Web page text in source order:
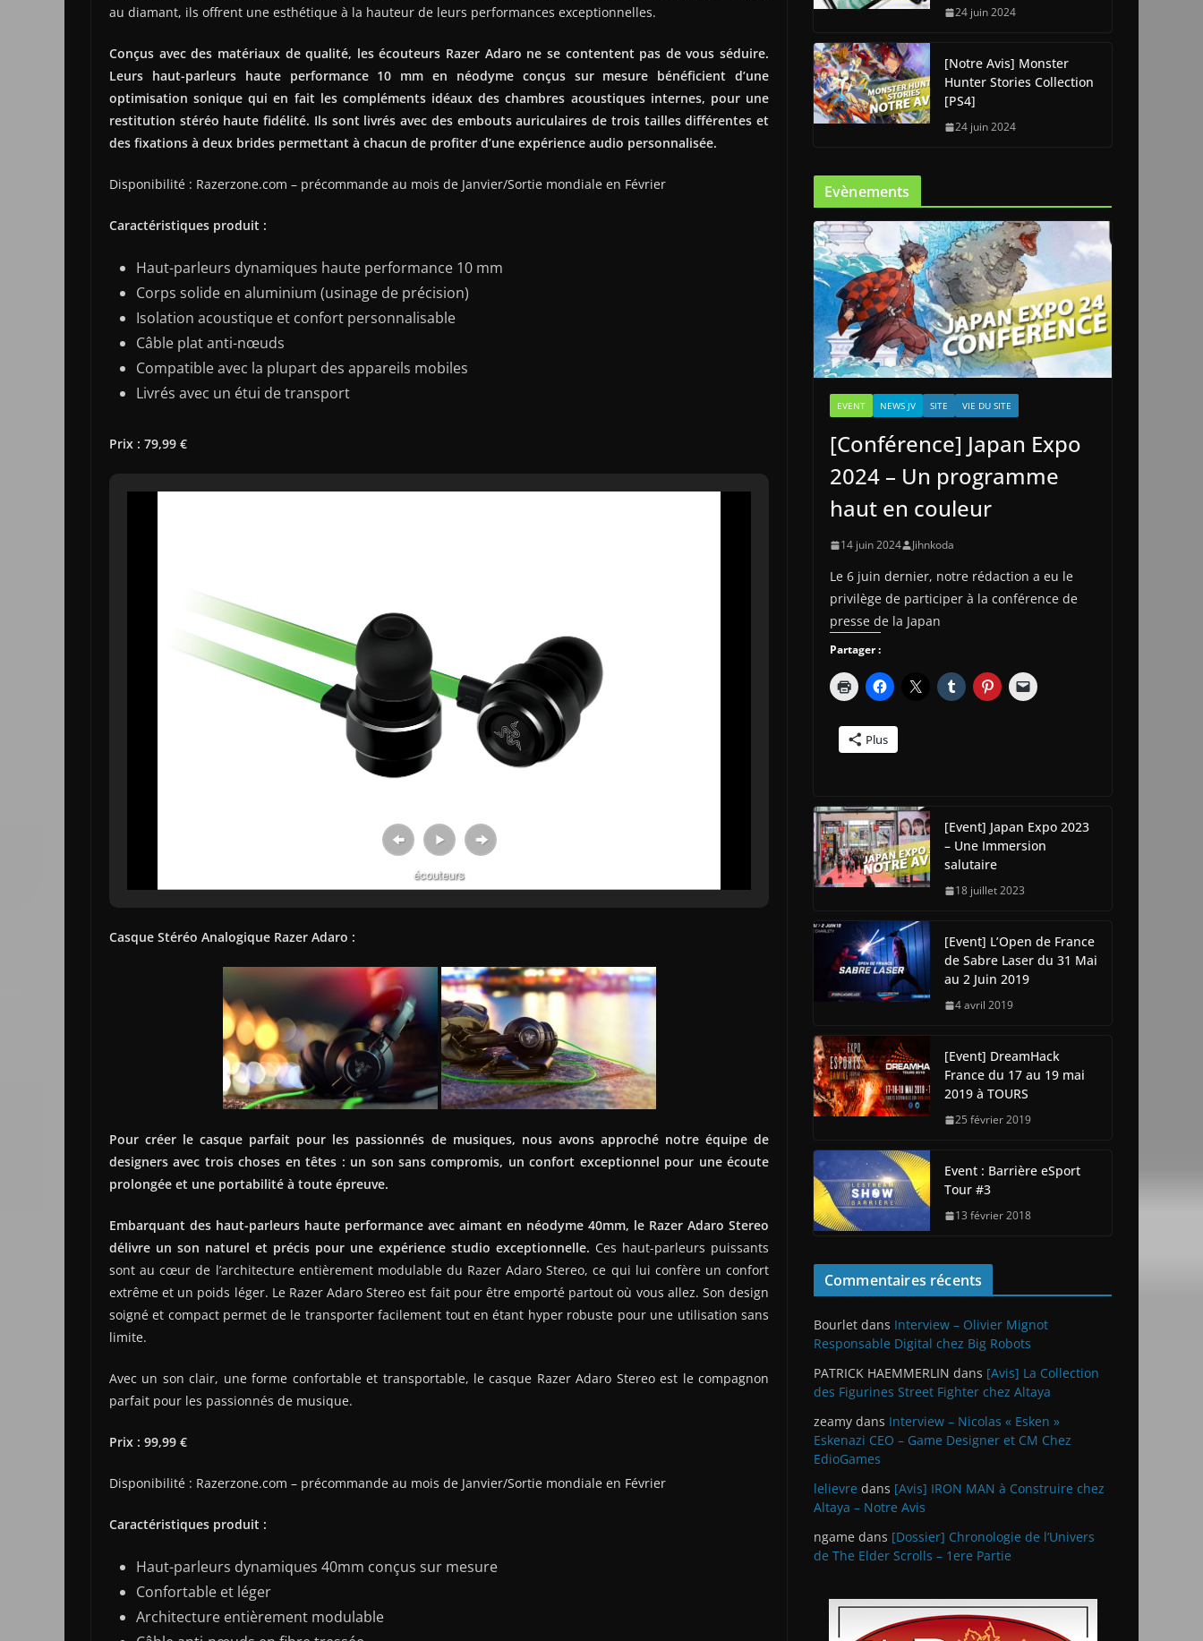
au diamant, ils offrent une esthétique à la hauteur de leurs performances exceptionnelles.
Conçus avec des matériaux de qualité, les écouteurs Razer Adaro ne se contentent pas de vous séduire.
Leurs haut-parleurs haute performance 10 mm en néodyme conçus sur mesure bénéficient d’une
optimisation sonique qui en fait les compléments idéaux des chambres acoustiques internes, pour une
restitution stéréo haute fidélité. Ils sont livrés avec des embouts auriculaires de trois tailles différentes et
des fixations à deux brides permettant à chacun de profiter d’une expérience audio personnalisée.
Disponibilité : Razerzone.com – précommande au mois de Janvier/Sortie mondiale en Février
Caractéristiques produit :
Haut-parleurs dynamiques haute performance 10 mm
Corps solide en aluminium (usinage de précision)
Isolation acoustique et confort personnalisable
Câble plat anti-nœuds
Compatible avec la plupart des appareils mobiles
Livrés avec un étui de transport
Prix : 79,99 €
écouteurs
Casque Stéréo Analogique Razer Adaro :
Pour créer le casque parfait pour les passionnés de musiques, nous avons approché notre équipe de
designers avec trois choses en têtes : un son sans compromis, un confort exceptionnel pour une écoute
prolongée et une portabilité à toute épreuve.
Embarquant des haut-parleurs haute performance avec aimant en néodyme 40mm, le Razer Adaro Stereo
délivre un son naturel et précis pour une expérience studio exceptionnelle. Ces haut-parleurs puissants
sont au cœur de l’architecture entièrement modulable du Razer Adaro Stereo, ce qui lui confère un confort
extrême et un poids léger. Le Razer Adaro Stereo est fait pour être emporté partout où vous allez. Son design
soigné et compact permet de le transporter facilement tout en étant hyper robuste pour une utilisation sans
limite.
Avec un son clair, une forme confortable et transportable, le casque Razer Adaro Stereo est le compagnon
parfait pour les passionnés de musique.
Prix : 99,99 €
Disponibilité : Razerzone.com – précommande au mois de Janvier/Sortie mondiale en Février
Caractéristiques produit :
Haut-parleurs dynamiques 40mm conçus sur mesure
Confortable et léger
Architecture entièrement modulable
24 juin 2024
[Notre Avis] Monster
Hunter Stories Collection
[PS4]
24 juin 2024
Evènements
EVENT NEWS JV SITE VIE DU SITE
[Conférence] Japan Expo
2024 – Un programme
haut en couleur
14 juin 2024 Jihnkoda
Le 6 juin dernier, notre rédaction a eu le
privilège de participer à la conférence de
presse de la Japan
Partager :
Plus
[Event] Japan Expo 2023
– Une Immersion
salutaire
18 juillet 2023
[Event] L’Open de France
de Sabre Laser du 31 Mai
au 2 Juin 2019
4 avril 2019
[Event] DreamHack
France du 17 au 19 mai
2019 à TOURS
25 février 2019
Event : Barrière eSport
Tour #3
13 février 2018
Commentaires récents
Bourlet dans Interview – Olivier Mignot
Responsable Digital chez Big Robots
PATRICK HAEMMERLIN dans [Avis] La Collection
des Figurines Street Fighter chez Altaya
zeamy dans Interview – Nicolas « Esken »
Eskenazi CEO – Game Designer et CM Chez
EdioGames
lelievre dans [Avis] IRON MAN à Construire chez
Altaya – Notre Avis
ngame dans [Dossier] Chronologie de l’Univers
de The Elder Scrolls – 1ere Partie